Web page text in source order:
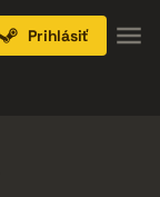
Prihlásiť